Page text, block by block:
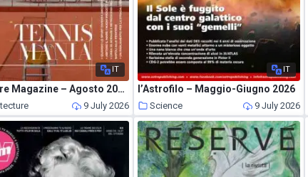
IT
Nunziare Magazine – Agosto 2026
9 July 2026
IT
l’Astrofilo – Maggio-Giugno 2026
Science 9 July 2026